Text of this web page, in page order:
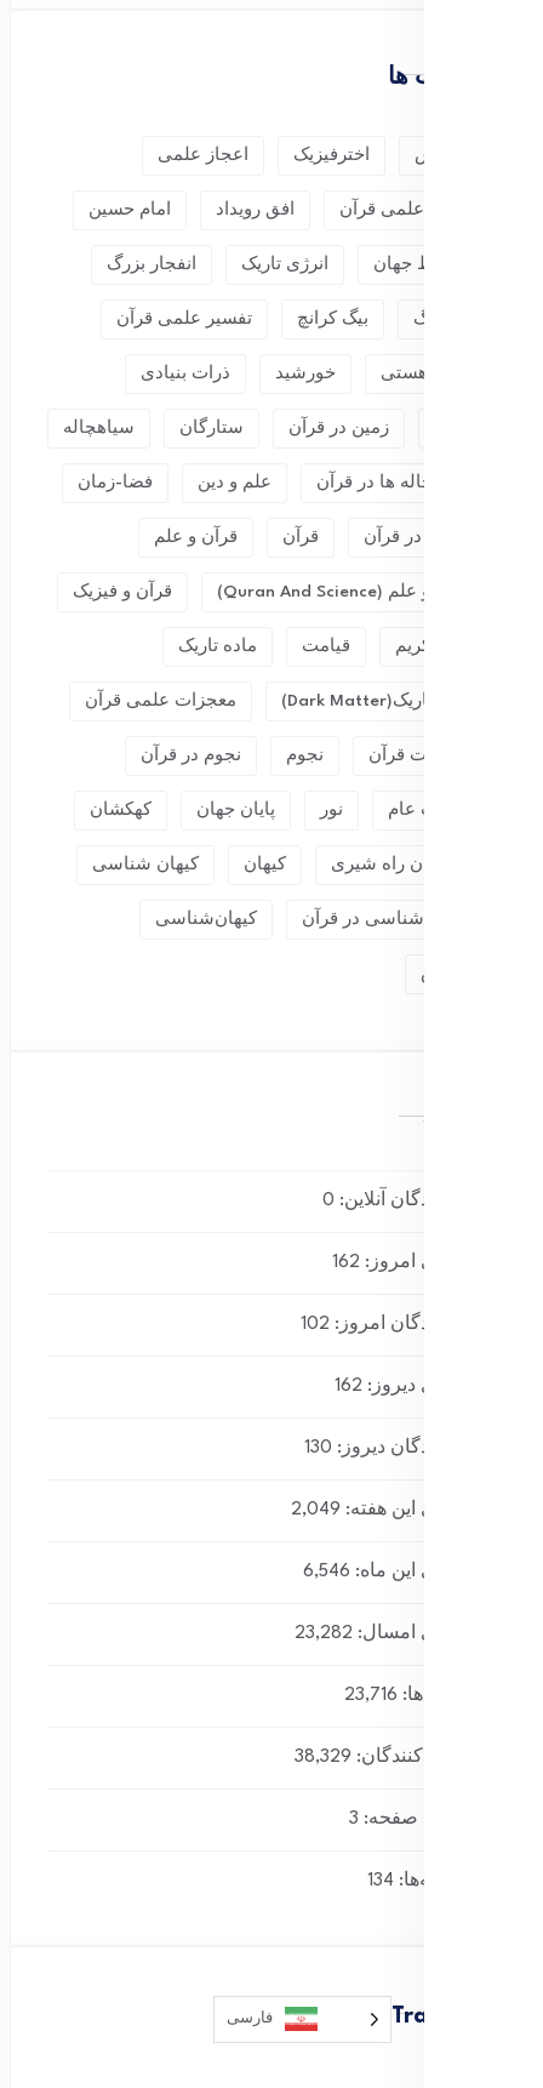
برچسب ها
آفرینش اخترفیزیک اعجاز علمی
اعجاز علمی قرآن افق رویداد امام حسین
انبساط جهان انرژی تاریک انفجار بزرگ
بیگ بنگ بیگ کرانچ تفسیر علمی قرآن
جهان هستی خورشید ذرات بنیادی
زمین در قرآن ستارگان سیاهچاله
سیاهچاله ها در قرآن علم و دین فضا-زمان
فیزیک در قرآن قرآن قرآن و علم
قرآن و علم (Quran And Science) قرآن و فیزیک
قرآن کریم قیامت ماده تاریک
ماده تاریک(dark Matter) معجزات علمی قرآن
معجزات قرآن نجوم نجوم در قرآن
نسبیت عام نور پایان جهان کهکشان
کهکشان راه شیری کیهان کیهان شناسی
کیهان شناسی در قرآن کیهان‌شناسی
گرانش
بازدیدکنندگان آنلاین: 0
بازدیدهای امروز: 162
بازدیدکنندگان امروز: 102
بازدیدهای دیروز: 162
بازدیدکنندگان دیروز: 130
بازدیدهای این هفته: 2,049
بازدیدهای این ماه: 6,546
بازدیدهای امسال: 23,282
کل بازدیدها: 23,716
کل بازدیدکنند‌گان: 38,329
بازدید این صفحه: 3
کل نوشته‌ها: 134
Translate فارسی